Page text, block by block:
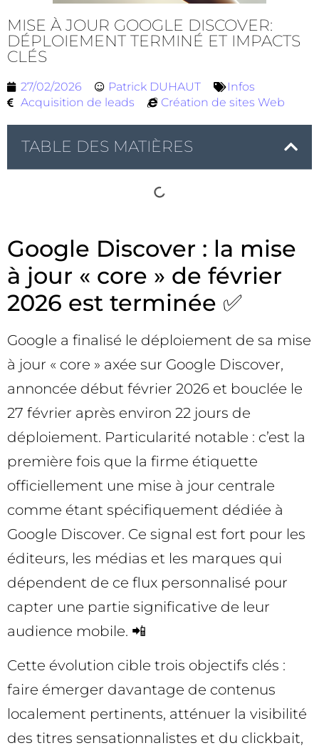
MISE À JOUR GOOGLE DISCOVER:
DÉPLOIEMENT TERMINÉ ET IMPACTS
CLÉS
27/02/2026 Patrick DUHAUT
Infos
Acquisition de leads
Création de sites Web
TABLE DES MATIÈRES
Google Discover : la mise
à jour « core » de février
2026 est terminée ✅
Google a finalisé le déploiement de sa mise
à jour « core » axée sur Google Discover,
annoncée début février 2026 et bouclée le
27 février après environ 22 jours de
déploiement. Particularité notable : c’est la
première fois que la firme étiquette
officiellement une mise à jour centrale
comme étant spécifiquement dédiée à
Google Discover. Ce signal est fort pour les
éditeurs, les médias et les marques qui
dépendent de ce flux personnalisé pour
capter une partie significative de leur
audience mobile. 📲
Cette évolution cible trois objectifs clés :
faire émerger davantage de contenus
localement pertinents, atténuer la visibilité
des titres sensationnalistes et du clickbait,